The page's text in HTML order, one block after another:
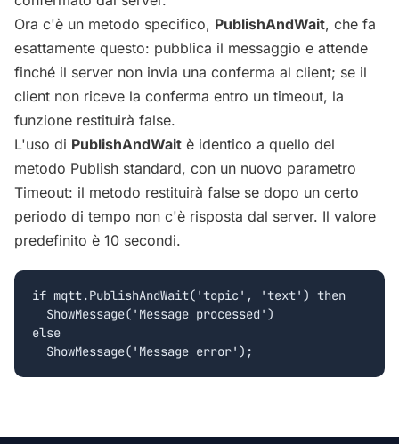
Ora c'è un metodo specifico, PublishAndWait, che fa
esattamente questo: pubblica il messaggio e attende
finché il server non invia una conferma al client; se il
client non riceve la conferma entro un timeout, la
funzione restituirà false.
L'uso di PublishAndWait è identico a quello del
metodo Publish standard, con un nuovo parametro
Timeout: il metodo restituirà false se dopo un certo
periodo di tempo non c'è risposta dal server. Il valore
predefinito è 10 secondi.
if mqtt.PublishAndWait('topic', 'text') then
  ShowMessage('Message processed')
else